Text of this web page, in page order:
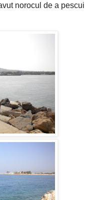
norocul de a pescui